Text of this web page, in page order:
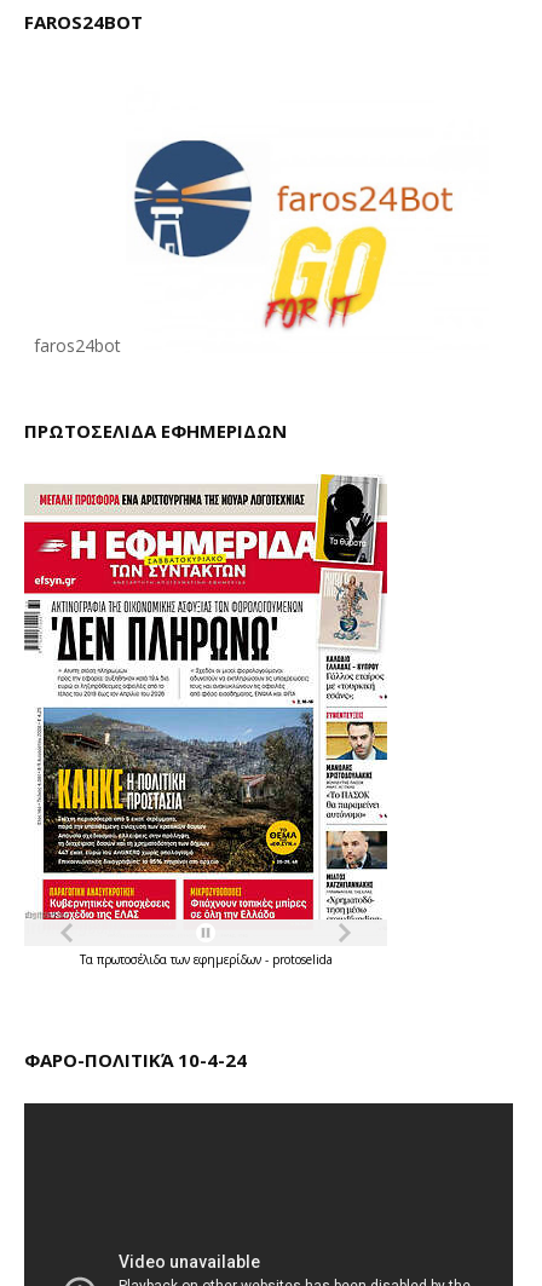
FAROS24BOT
faros24bot
ΠΡΩΤΟΣΕΛΙΔΑ ΕΦΗΜΕΡΙΔΩΝ
Τα πρωτοσέλιδατων εφημερίδων - protoselida
ΦΑΡΟ-ΠΟΛΙΤΙΚΆ 10-4-24